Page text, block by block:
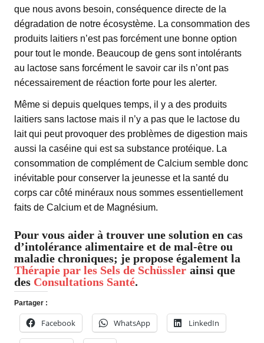
que nous avons besoin, conséquence directe de la
dégradation de notre écosystème. La consommation des
produits laitiers n’est pas forcément une bonne option
pour tout le monde. Beaucoup de gens sont intolérants
au lactose sans forcément le savoir car ils n’ont pas
nécessairement de réaction forte pour les alerter.
Même si depuis quelques temps, il y a des produits
laitiers sans lactose mais il n’y a pas que le lactose du
lait qui peut provoquer des problèmes de digestion mais
aussi la caséine qui est sa substance protéique. La
consommation de complément de Calcium semble donc
inévitable pour conserver la jeunesse et la santé du
corps car côté minéraux nous sommes essentiellement
faits de Calcium et de Magnésium.
Pour vous aider à trouver une solution en cas
d’intolérance alimentaire et de mal-être ou
maladie chroniques; je propose également la
Thérapie par les Sels de Schüssler ainsi que
des Consultations Santé.
Partager :
Facebook WhatsApp LinkedIn